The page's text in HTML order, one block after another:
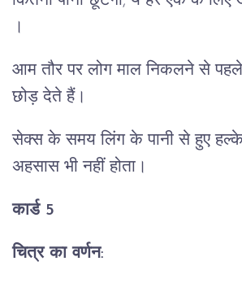
।
आम तौर पर लोग माल निकलने से
छोड़ देते हैं।
सेक्स के समय लिंग के पानी से हुए हल्के
अहसास भी नहीं होता।
कार्ड 5
चित्र का वर्णन: